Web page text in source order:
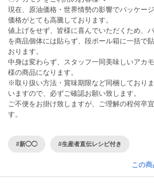
現在、原油価格・世界情勢の影響でパッケー
価格がとても高騰しております。
値上げをせず、皆様に喜んでいただくため、
を商品個体には貼らず、段ボール箱に一括で
おります。
中身は変わらず、スタッフ一同美味しいアカ
様の商品になります。
※取り扱い方法・賞味期限など同梱しており
いますので、必ずご確認お願い致します。
ご不便をお掛け致しますが、ご理解の程何卒
す。
#新◯◯ #生産者直伝レシピ付き
この